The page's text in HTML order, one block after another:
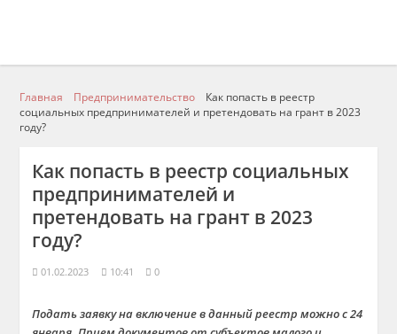
Главная Предпринимательство
Как попасть в реестр
социальных предпринимателей и претендовать на грант в 2023
году?
Как попасть в реестр социальных
предпринимателей и
претендовать на грант в 2023
году?
01.02.2023 10:41 0
Подать заявку на включение в данный реестр можно с 24